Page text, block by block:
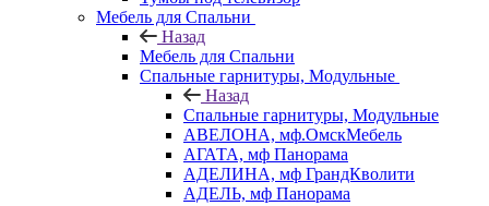
Мебель для Спальни
Назад
Мебель для Спальни
Спальные гарнитуры, Модульные
Назад
Спальные гарнитуры, Модульные
АВЕЛОНА, мф.ОмскМебель
АГАТА, мф Панорама
АДЕЛИНА, мф ГрандКволити
АДЕЛЬ, мф Панорама